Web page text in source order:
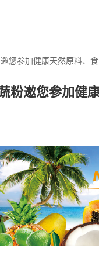
您参加健康天然原料、
粉邀您参加健